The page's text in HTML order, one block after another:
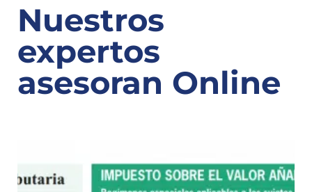
Nuestros
expertos
asesoran Online